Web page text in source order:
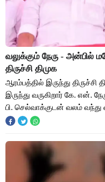
வலுக்கும் நேரு - அன்பில்
திருச்சி திமுக
ஆரம்பத்தில் இருந்து திருச்சி
இருந்து வருகிறார் கே. என்.
பி. செல்வாக்குடன் வலம் வந்து
திமுகவில் இரண்டு கோஷ